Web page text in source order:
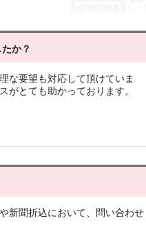
か？
な要望も対応して頂けていま
がとても助かっております。
新聞折込において、問い合わせ